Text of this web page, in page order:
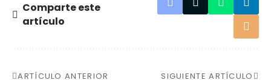
Comparte este
artículo
ARTÍCULO ANTERIOR SIGUIENTE ARTÍCULO